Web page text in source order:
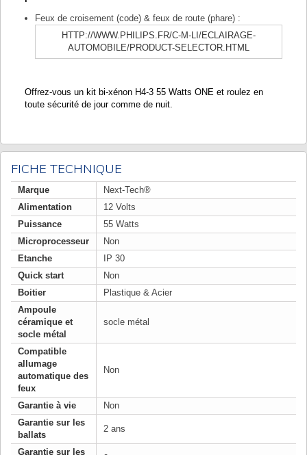
Feux de croisement (code) & feux de route (phare) :
HTTP://WWW.PHILIPS.FR/C-M-LI/ECLAIRAGE-
AUTOMOBILE/PRODUCT-SELECTOR.HTML
Offrez-vous un kit bi-xénon H4-3 55 Watts ONE et roulez en
toute sécurité de jour comme de nuit.
FICHE TECHNIQUE
Marque
Next-Tech®
Alimentation
12 Volts
Puissance
55 Watts
Microprocesseur
Non
Etanche
IP 30
Quick start
Non
Boitier
Plastique & Acier
Ampoule
céramique et
socle métal
socle métal
Compatible
allumage
automatique des
feux
Non
Garantie à vie
Non
Garantie sur les
ballats
2 ans
Garantie sur les